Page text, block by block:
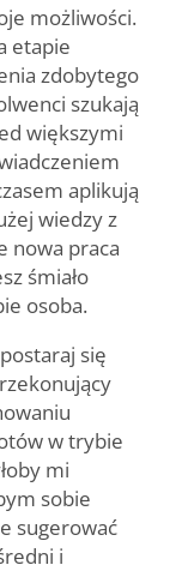
możliwości.
etapie
zdobytego
szukają
większymi
aplikują
wiedzy z
nowa praca
śmiało
osoba.
się
w trybie
mi
sobie
sugerować
i